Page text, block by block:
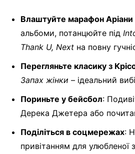
Влаштуйте марафон Аріани
альбоми, потанцюйте під
Thank U, Next на повну
Перегляньте класику з
Запах жінки – ідеальний
Пориньте у бейсбол:
Дерека Джетера або
Поділіться в соцмережах:
привітанням для улюбленої